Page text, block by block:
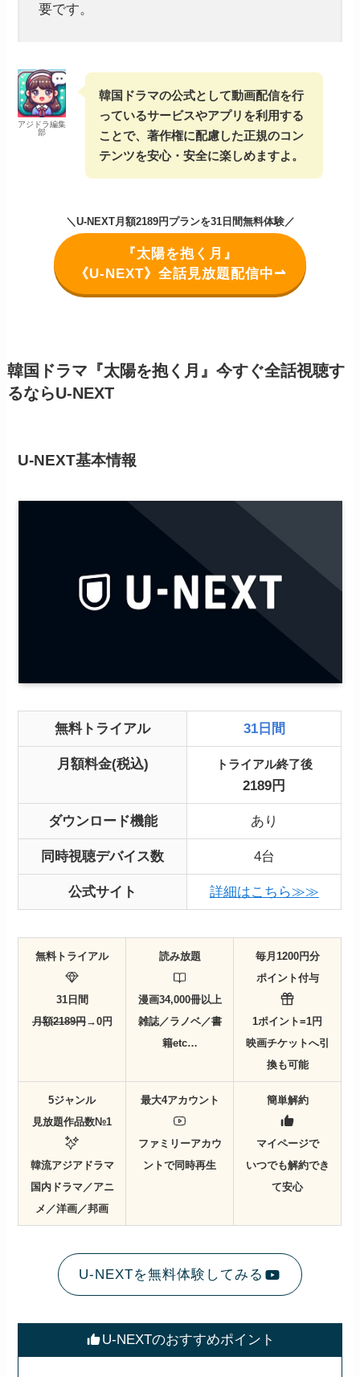
要です。
アジドラ編集
部
韓国ドラマの公式として動画配信を行
っているサービスやアプリを利用する
ことで、著作権に配慮した正規のコン
テンツを安心・安全に楽しめますよ。
＼U-NEXT月額2189円プランを31日間無料体験／
『太陽を抱く月』
《U-NEXT》全話見放題配信中⇀
韓国ドラマ『太陽を抱く月』今すぐ全話視聴す
るならU-NEXT
U-NEXT基本情報
無料トライアル 31日間
月額料金(税込) トライアル終了後
2189円
ダウンロード機能 あり
同時視聴デバイス数 4台
公式サイト 詳細はこちら≫≫
無料トライアル
31日間
月額2189円→0円
読み放題
漫画34,000冊以上
雑誌／ラノベ／書
籍etc…
毎月1200円分
ポイント付与
1ポイント=1円
映画チケットへ引
換も可能
5ジャンル
見放題作品数№1
韓流アジアドラマ
国内ドラマ／アニ
メ／洋画／邦画
最大4アカウント
ファミリーアカウ
ントで同時再生
簡単解約
マイページで
いつでも解約でき
て安心
U-NEXTを無料体験してみる
U-NEXTのおすすめポイント